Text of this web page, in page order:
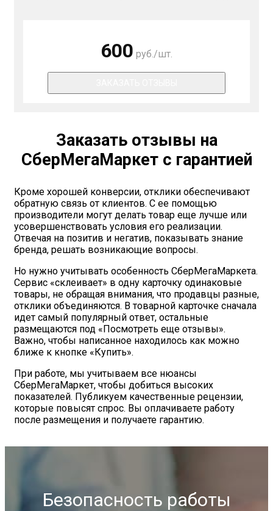
600 руб./шт.
Заказать отзывы на
СберМегаМаркет с гарантией
Кроме хорошей конверсии, отклики обеспечивают
обратную связь от клиентов. С ее помощью
производители могут делать товар еще лучше или
усовершенствовать условия его реализации.
Отвечая на позитив и негатив, показывать знание
бренда, решать возникающие вопросы.
Но нужно учитывать особенность СберМегаМаркета.
Сервис «склеивает» в одну карточку одинаковые
товары, не обращая внимания, что продавцы разные,
отклики объединяются. В товарной карточке сначала
идет самый популярный ответ, остальные
размещаются под «Посмотреть еще отзывы».
Важно, чтобы написанное находилось как можно
ближе к кнопке «Купить».
При работе, мы учитываем все нюансы
СберМегаМаркет, чтобы добиться высоких
показателей. Публикуем качественные рецензии,
которые повысят спрос. Вы оплачиваете работу
после размещения и получаете гарантию.
Безопасность работы